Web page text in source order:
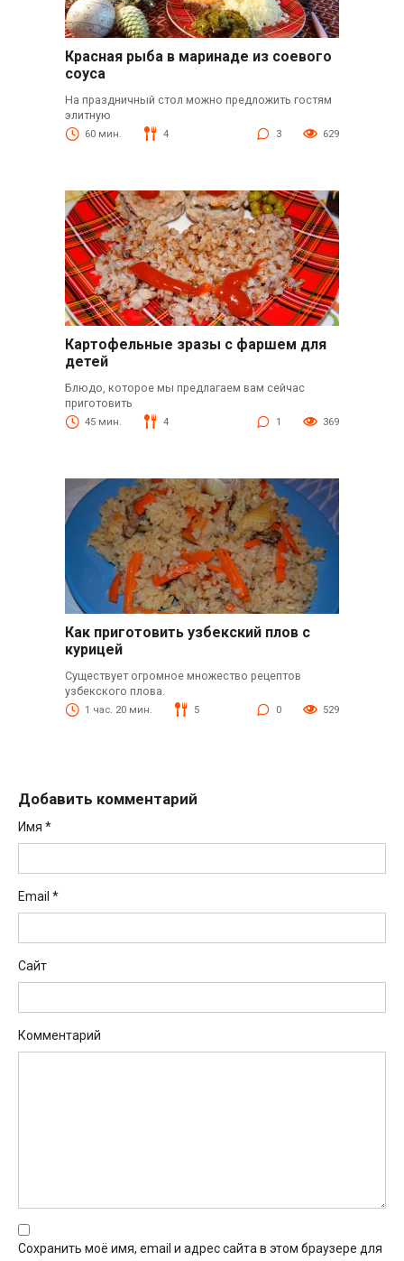
Красная рыба в маринаде из соевого
соуса
На праздничный стол можно предложить гостям
элитную
60 мин. 4 3 629
Картофельные зразы с фаршем для
детей
Блюдо, которое мы предлагаем вам сейчас
приготовить
45 мин. 4 1 369
Как приготовить узбекский плов с
курицей
Существует огромное множество рецептов
узбекского плова.
1 час. 20 мин. 5 0 529
Добавить комментарий
Имя *
Email *
Сайт
Комментарий
Сохранить моё имя, email и адрес сайта в этом браузере для